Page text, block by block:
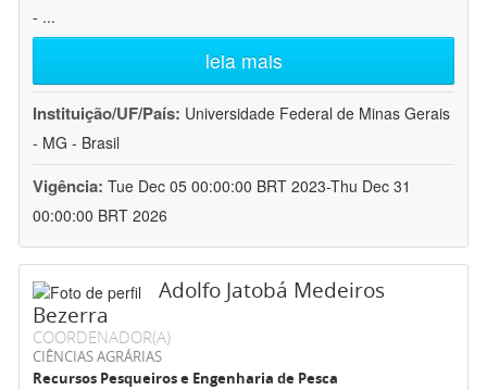
- ...
leia mais
Instituição/UF/País: Universidade Federal de Minas Gerais
- MG - Brasil
Vigência: Tue Dec 05 00:00:00 BRT 2023-Thu Dec 31
00:00:00 BRT 2026
Adolfo Jatobá Medeiros
Bezerra
COORDENADOR(A)
CIÊNCIAS AGRÁRIAS
Recursos Pesqueiros e Engenharia de Pesca